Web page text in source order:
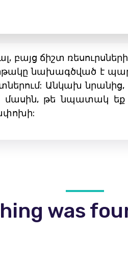
ճիշտ
նախագծված է
Անկախ
թե նպատակ
was